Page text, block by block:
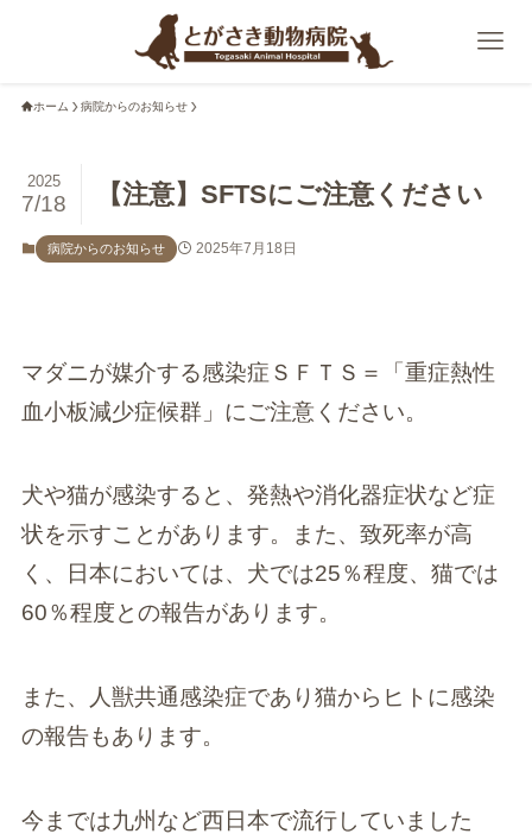
ホーム 病院からのお知らせ
【注意】SFTSにご注意ください
2025
7/18
病院からのお知らせ 2025年7月18日
マダニが媒介する感染症ＳＦＴＳ＝「重症熱性
血小板減少症候群」にご注意ください。
犬や猫が感染すると、発熱や消化器症状など症
状を示すことがあります。また、致死率が高
く、日本においては、犬では25％程度、猫では
60％程度との報告があります。
また、人獣共通感染症であり猫からヒトに感染
の報告もあります。
今までは九州など西日本で流行していました